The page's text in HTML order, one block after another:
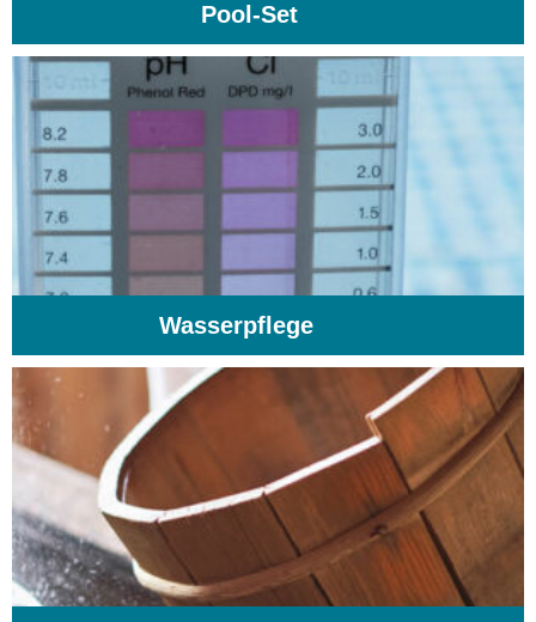
Pool-Set
Wasserpflege